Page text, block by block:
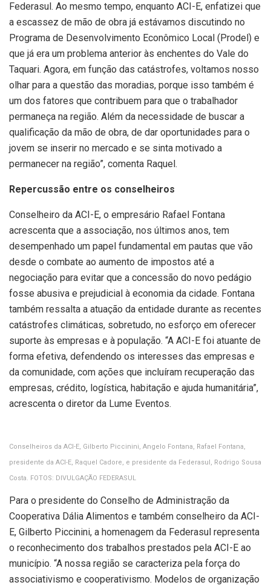
Federasul. Ao mesmo tempo, enquanto ACI-E, enfatizei que
a escassez de mão de obra já estávamos discutindo no
Programa de Desenvolvimento Econômico Local (Prodel) e
que já era um problema anterior às enchentes do Vale do
Taquari. Agora, em função das catástrofes, voltamos nosso
olhar para a questão das moradias, porque isso também é
um dos fatores que contribuem para que o trabalhador
permaneça na região. Além da necessidade de buscar a
qualificação da mão de obra, de dar oportunidades para o
jovem se inserir no mercado e se sinta motivado a
permanecer na região”, comenta Raquel.
Repercussão entre os conselheiros
Conselheiro da ACI-E, o empresário Rafael Fontana
acrescenta que a associação, nos últimos anos, tem
desempenhado um papel fundamental em pautas que vão
desde o combate ao aumento de impostos até a
negociação para evitar que a concessão do novo pedágio
fosse abusiva e prejudicial à economia da cidade. Fontana
também ressalta a atuação da entidade durante as recentes
catástrofes climáticas, sobretudo, no esforço em oferecer
suporte às empresas e à população. “A ACI-E foi atuante de
forma efetiva, defendendo os interesses das empresas e
da comunidade, com ações que incluíram recuperação das
empresas, crédito, logística, habitação e ajuda humanitária”,
acrescenta o diretor da Lume Eventos.
Conselheiros da ACI-E, Gilberto Piccinini, Angelo Fontana, Rafael Fontana,
presidente da ACI-E, Raquel Cadore, e presidente da Federasul, Rodrigo Sousa
Costa. FOTOS: DIVULGAÇÃO FEDERASUL
Para o presidente do Conselho de Administração da
Cooperativa Dália Alimentos e também conselheiro da ACI-
E, Gilberto Piccinini, a homenagem da Federasul representa
o reconhecimento dos trabalhos prestados pela ACI-E ao
município. “A nossa região se caracteriza pela força do
associativismo e cooperativismo. Modelos de organização